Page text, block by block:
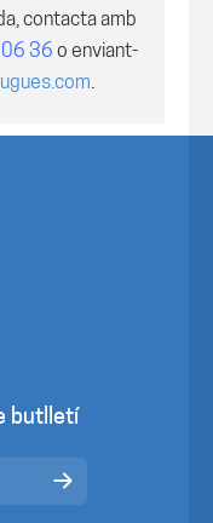
contacta amb
36 o enviant-
.
butlletí